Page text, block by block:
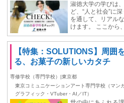
淑徳大学の学びは
ど、“人と社会”に
を通して、リアル
けます。 ここから
【特集：SOLUTIONS】周囲
る、お菓子の新しいカタチ
専修学校（専門学校）|東京都
東京コミュニケーションアート専門学校（マン
グラフィック・VTuber・AI／IT）